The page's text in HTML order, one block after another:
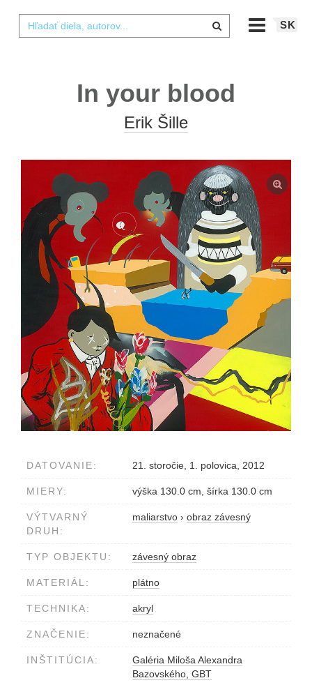
SK
In your blood
Erik Šille
DATOVANIE: 21. storočie, 1. polovica, 2012
MIERY: výška 130.0 cm, šírka 130.0 cm
VÝTVARNÝ
DRUH:
maliarstvo › obraz závesný
TYP OBJEKTU: závesný obraz
MATERIÁL: plátno
TECHNIKA: akryl
ZNAČENIE: neznačené
INŠTITÚCIA:
Galéria Miloša Alexandra
Bazovského, GBT